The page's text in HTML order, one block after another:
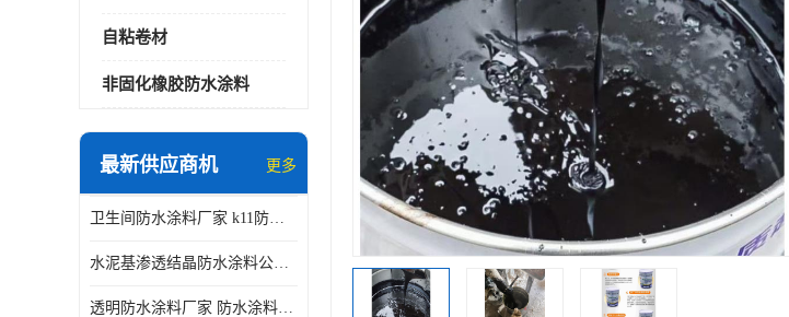
自粘卷材
非固化橡胶防水涂料
最新供应商机 更多
卫生间防水涂料厂家 k11防水涂料
水泥基渗透结晶防水涂料公司 室外防水涂料
透明防水涂料厂家 防水涂料屋顶